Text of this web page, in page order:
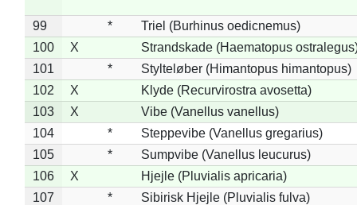
99 *
Triel (Burhinus oedicnemus)
100
X
Strandskade (Haematopus
101
*
Stylteløber (Himantopus himantopus)
102
X
Klyde (Recurvirostra avosetta)
103
X
Vibe (Vanellus vanellus)
104
*
Steppevibe (Vanellus gregarius)
105
*
Sumpvibe (Vanellus leucurus)
106
X
Hjejle (Pluvialis apricaria)
107
*
Sibirisk Hjejle (Pluvialis fulva)